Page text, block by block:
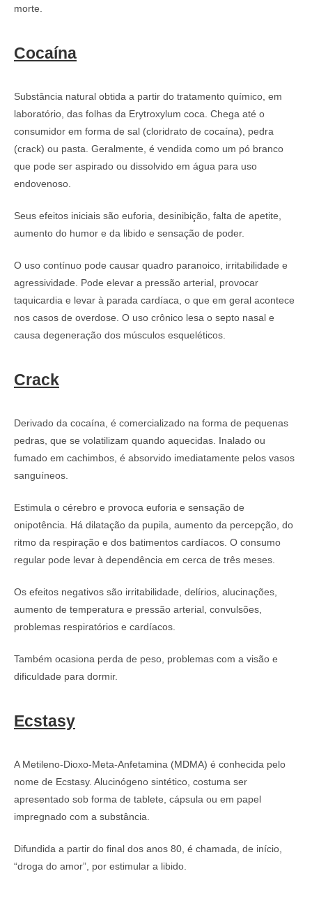
morte.
Cocaína
Substância natural obtida a partir do tratamento químico, em
laboratório, das folhas da Erytroxylum coca. Chega até o
consumidor em forma de sal (cloridrato de cocaína), pedra
(crack) ou pasta. Geralmente, é vendida como um pó branco
que pode ser aspirado ou dissolvido em água para uso
endovenoso.
Seus efeitos iniciais são euforia, desinibição, falta de apetite,
aumento do humor e da libido e sensação de poder.
O uso contínuo pode causar quadro paranoico, irritabilidade e
agressividade. Pode elevar a pressão arterial, provocar
taquicardia e levar à parada cardíaca, o que em geral acontece
nos casos de overdose. O uso crônico lesa o septo nasal e
causa degeneração dos músculos esqueléticos.
Crack
Derivado da cocaína, é comercializado na forma de pequenas
pedras, que se volatilizam quando aquecidas. Inalado ou
fumado em cachimbos, é absorvido imediatamente pelos vasos
sanguíneos.
Estimula o cérebro e provoca euforia e sensação de
onipotência. Há dilatação da pupila, aumento da percepção, do
ritmo da respiração e dos batimentos cardíacos. O consumo
regular pode levar à dependência em cerca de três meses.
Os efeitos negativos são irritabilidade, delírios, alucinações,
aumento de temperatura e pressão arterial, convulsões,
problemas respiratórios e cardíacos.
Também ocasiona perda de peso, problemas com a visão e
dificuldade para dormir.
Ecstasy
A Metileno-Dioxo-Meta-Anfetamina (MDMA) é conhecida pelo
nome de Ecstasy. Alucinógeno sintético, costuma ser
apresentado sob forma de tablete, cápsula ou em papel
impregnado com a substância.
Difundida a partir do final dos anos 80, é chamada, de início,
“droga do amor”, por estimular a libido.